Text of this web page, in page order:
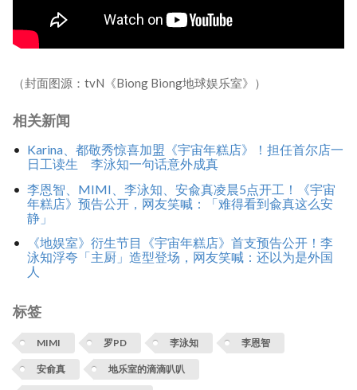
（封面图源：tvN《Biong Biong地球娱乐室》）
相关新闻
Karina、都敬秀惊喜加盟《宇宙年糕店》！担任首尔店一
日工读生 李泳知一句话意外成真
李恩智、MIMI、李泳知、安兪真凌晨5点开工！《宇宙
年糕店》预告公开，网友笑喊：「难得看到兪真这么安
静」
《地娱室》衍生节目《宇宙年糕店》首支预告公开！李
泳知浮夸「主厨」造型登场，网友笑喊：还以为是外国
人
标签
MIMI 罗PD 李泳知 李恩智
安俞真 地乐室的滴滴叭叭